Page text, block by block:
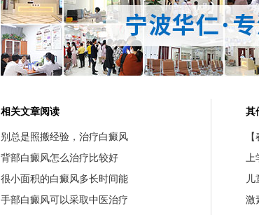
相关文章阅读
别总是照搬经验，治疗白癜风
背部白癜风怎么治疗比较好
很小面积的白癜风多长时间能
手部白癜风可以采取中医治疗
其
上
儿
激